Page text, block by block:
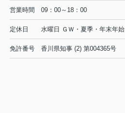
営業時間 09：00～18：00
定休日 水曜日 ＧＷ・夏季・年末年始
免許番号 香川県知事 (2) 第004365号